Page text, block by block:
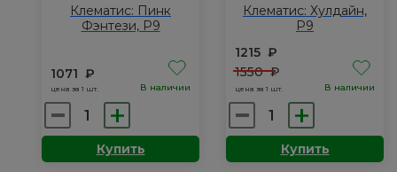
Клематис: Пинк
Фэнтези, Р9
1071 ₽
цена за 1 шт. В наличии
Количество
товара
Клематис:Купить
Клематис: Хулдайн,
Р9
1215 ₽
1550₽
цена за 1 шт. В наличии
Количество
товара
Клематис:Купить